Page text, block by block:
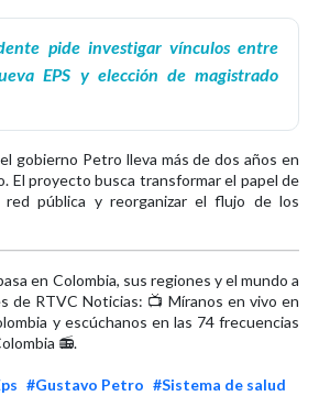
pide investigar vínculos entre
EPS y elección de magistrado
gobierno Petro lleva más de dos años en
El proyecto busca transformar el papel de
red pública y reorganizar el flujo de los
en Colombia, sus regiones y el mundo a
de RTVC Noticias: 📺 Míranos en vivo en
y escúchanos en las 74 frecuencias
📻.
#Gustavo Petro #Sistema de salud